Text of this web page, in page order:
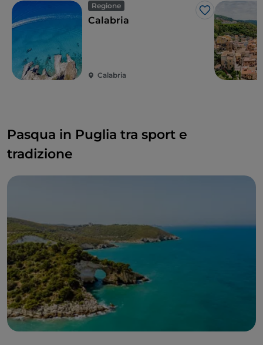
Regione
Like
Calabria
Calabria
Pasqua in Puglia tra sport e
tradizione